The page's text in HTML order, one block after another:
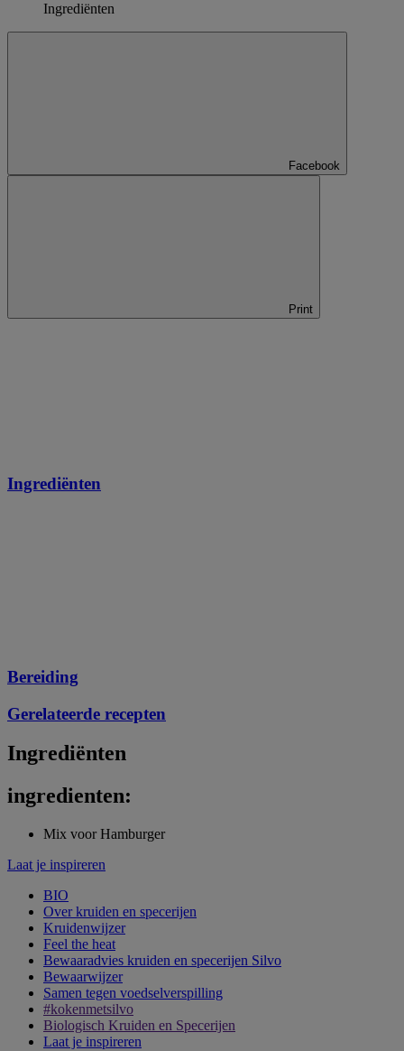
Ingrediënten
Facebook
Print
Ingrediënten
Bereiding
Gerelateerde recepten
Ingrediënten
ingredienten:
Mix voor Hamburger
Laat je inspireren
BIO
Over kruiden en specerijen
Kruidenwijzer
Feel the heat
Bewaaradvies kruiden en specerijen Silvo
Bewaarwijzer
Samen tegen voedselverspilling
#kokenmetsilvo
Biologisch Kruiden en Specerijen
Laat je inspireren